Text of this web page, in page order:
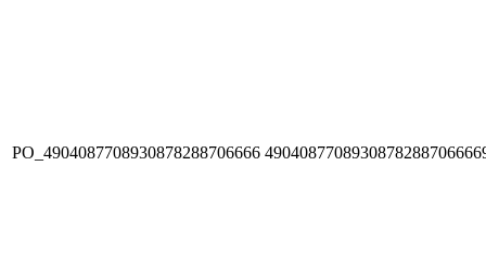
PO_4904087708930878288706666